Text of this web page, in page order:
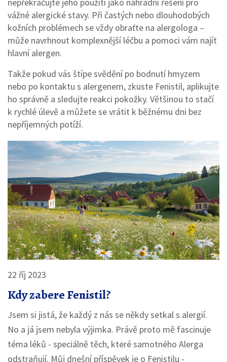
vážné alergické stavy. Při častých nebo dlouhodobých
kožních problémech se vždy obraťte na alergologa –
může navrhnout komplexnější léčbu a pomoci vám najít
hlavní alergen.
Takže pokud vás štípe svědění po bodnutí hmyzem
nebo po kontaktu s alergenem, zkuste Fenistil, aplikujte
ho správně a sledujte reakci pokožky. Většinou to stačí
k rychlé úlevě a můžete se vrátit k běžnému dni bez
nepříjemných potíží.
22 říj 2023
Kdy zabere Fenistil?
Jsem si jistá, že každý z nás se někdy setkal s alergií.
No a já jsem nebyla výjimka. Právě proto mě fascinuje
téma léků - speciálně těch, které samotného Alerga
odstraňují. Můj dnešní příspěvek je o Fenistilu -